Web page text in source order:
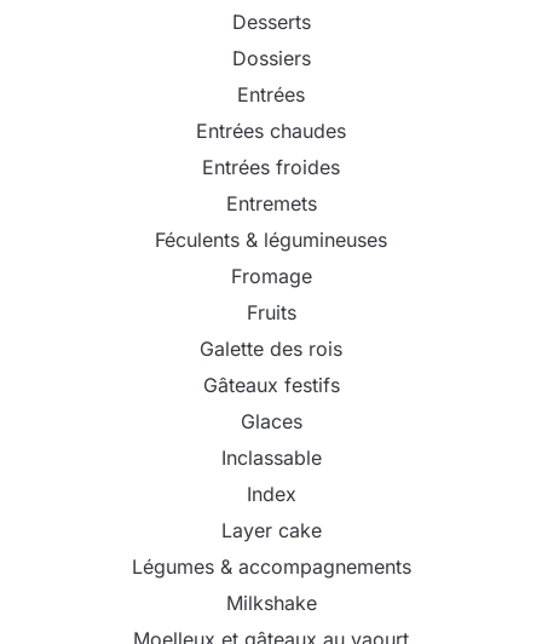
Desserts
Dossiers
Entrées
Entrées chaudes
Entrées froides
Entremets
Féculents & légumineuses
Fromage
Fruits
Galette des rois
Gâteaux festifs
Glaces
Inclassable
Index
Layer cake
Légumes & accompagnements
Milkshake
Moelleux et gâteaux au yaourt